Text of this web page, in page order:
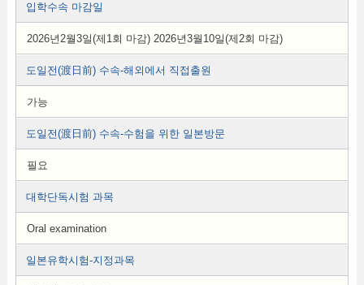
입학수속 마감일
2026년2월3일(제1회 마감) 2026년3월10일(제2회 마감)
도일전(渡日前) 수속-해외에서 직접출원
가능
도일전(渡日前) 수속-수험을 위한 일본방문
필요
대학단독시험 과목
Oral examination
일본유학시험-지정과목